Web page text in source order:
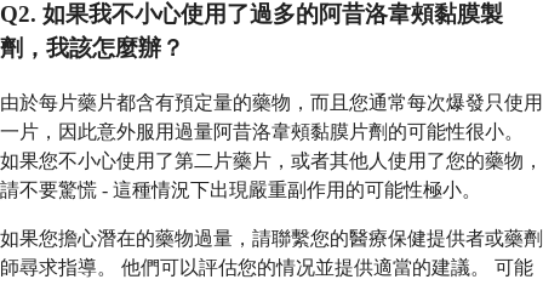
Q2. 如果我不小心使用了過多的阿昔洛韋頰黏膜製
劑，我該怎麼辦？
由於每片藥片都含有預定量的藥物，而且您通常每次爆發只使用
一片，因此意外服用過量阿昔洛韋頰黏膜片劑的可能性很小。
如果您不小心使用了第二片藥片，或者其他人使用了您的藥物，
請不要驚慌 - 這種情況下出現嚴重副作用的可能性極小。
如果您擔心潛在的藥物過量，請聯繫您的醫療保健提供者或藥劑
師尋求指導。 他們可以評估您的情况並提供適當的建議。 可能